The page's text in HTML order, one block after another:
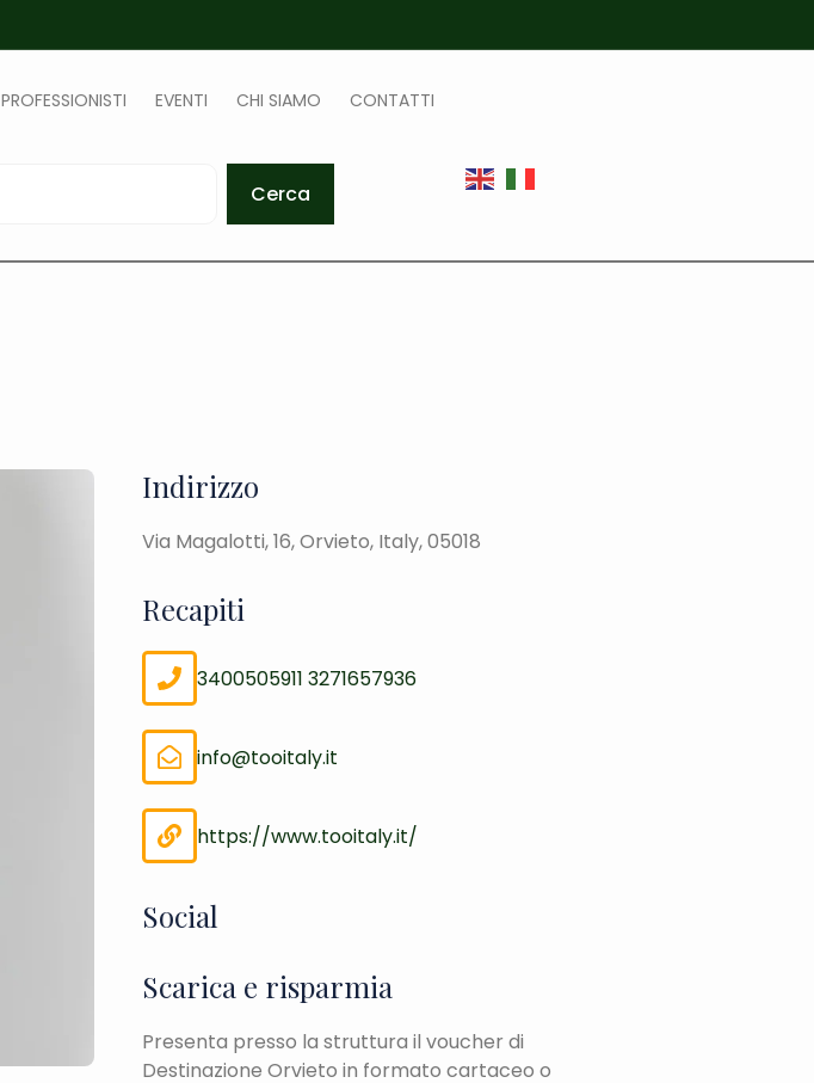
PROFESSIONISTI EVENTI CHI SIAMO CONTATTI
Cerca
Indirizzo
Via Magalotti, 16, Orvieto, Italy, 05018
Recapiti
3400505911 3271657936
info@tooitaly.it
https://www.tooitaly.it/
Social
Scarica e risparmia
Presenta presso la struttura il voucher di
Destinazione Orvieto in formato cartaceo o